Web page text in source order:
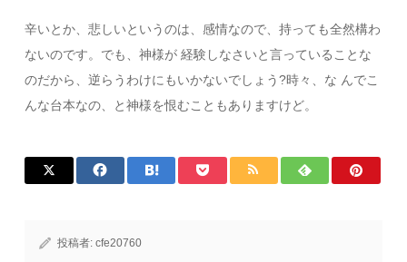
辛いとか、悲しいというのは、感情なので、持っても全然構わ
ないのです。でも、神様が 経験しなさいと言っていることな
のだから、逆らうわけにもいかないでしょう?時々、な んでこ
んな台本なの、と神様を恨むこともありますけど。
投稿者:cfe20760